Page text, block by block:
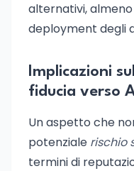
alternativi,
deployment degli
Implicazioni
fiducia verso
Un aspetto che
potenziale rischio
termini di